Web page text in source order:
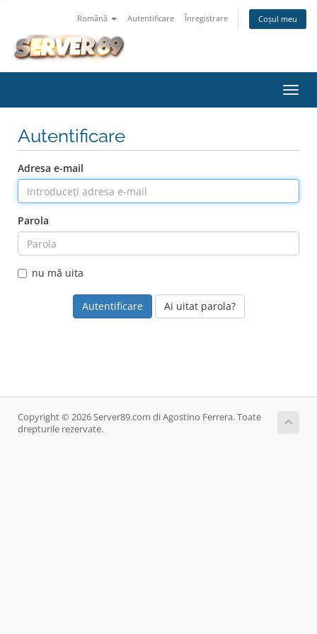
Română Autentificare Înregistrare Coșul meu
Autentificare
Adresa e-mail
Parola
nu mă uita
Ai uitat parola?
Copyright © 2026 Server89.com di Agostino Ferrera. Toate
drepturile rezervate.